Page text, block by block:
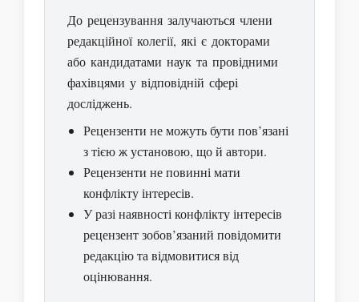
До рецензування залучаються члени
редакційної колегії, які є докторами
або кандидатами наук та провідними
фахівцями у відповідній сфері
досліджень.
Рецензенти не можуть бути пов’язані
з тією ж установою, що й автори.
Рецензенти не повинні мати
конфлікту інтересів.
У разі наявності конфлікту інтересів
рецензент зобов’язаний повідомити
редакцію та відмовитися від
оцінювання.